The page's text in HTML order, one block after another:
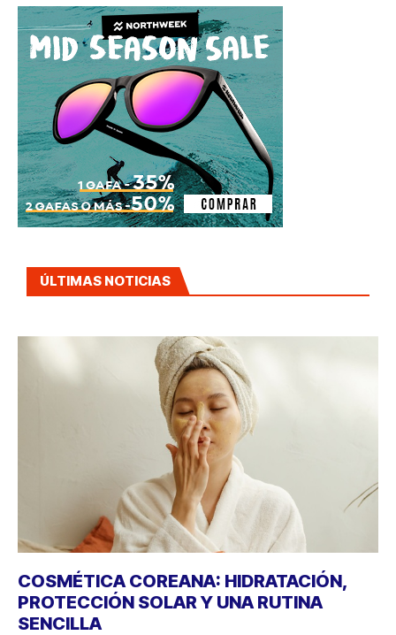
ÚLTIMAS NOTICIAS
COSMÉTICA COREANA: HIDRATACIÓN,
PROTECCIÓN SOLAR Y UNA RUTINA
SENCILLA